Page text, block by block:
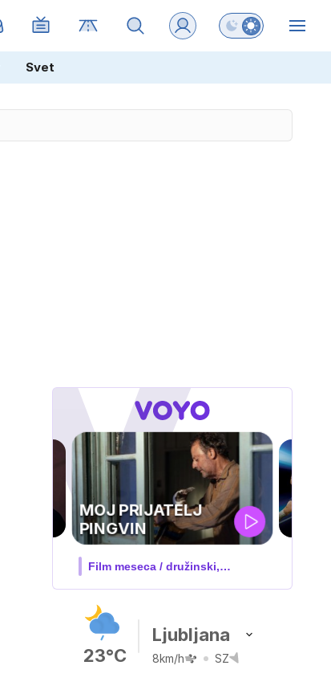
Preklopi barvni
Svet
UEFA
SUPERPOKAL
V živo na VOYO: sreda ob 20.30
23°C
Ljubljana
8km/h SZ